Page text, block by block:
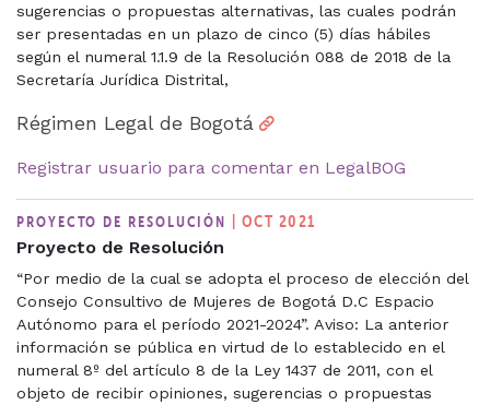
sugerencias o propuestas alternativas, las cuales podrán
ser presentadas en un plazo de cinco (5) días hábiles
según el numeral 1.1.9 de la Resolución 088 de 2018 de la
Secretaría Jurídica Distrital,
Régimen Legal de Bogotá
Registrar usuario para comentar en LegalBOG
PROYECTO DE RESOLUCIÓN | OCT 2021
Proyecto de Resolución
“Por medio de la cual se adopta el proceso de elección del
Consejo Consultivo de Mujeres de Bogotá D.C Espacio
Autónomo para el período 2021-2024”. Aviso: La anterior
información se pública en virtud de lo establecido en el
numeral 8º del artículo 8 de la Ley 1437 de 2011, con el
objeto de recibir opiniones, sugerencias o propuestas